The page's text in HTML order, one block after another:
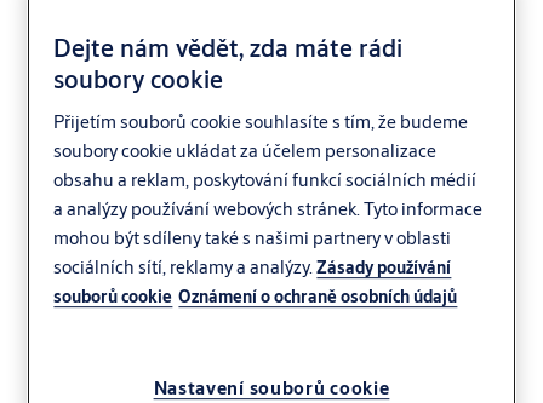
FAB Klasik
Dejte nám vědět, zda máte rádi
soubory cookie
Přijetím souborů cookie souhlasíte s tím, že budeme
soubory cookie ukládat za účelem personalizace
obsahu a reklam, poskytování funkcí sociálních médií
a analýzy používání webových stránek. Tyto informace
mohou být sdíleny také s našimi partnery v oblasti
sociálních sítí, reklamy a analýzy.Zásady používání
souborů cookie Oznámení o ochraně osobních údajů
Nastavení souborů cookie